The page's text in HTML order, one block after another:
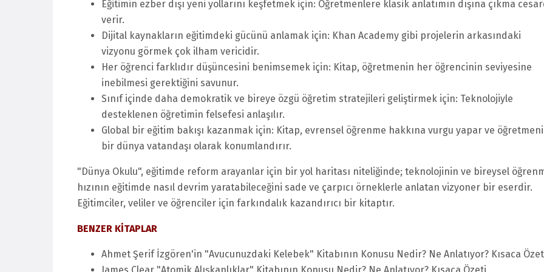
Eğitimin ezber dışı yeni yollarını keşfetmek için: Öğretmenlere klasik anlatımın dışına çıkma
verir.
Dijital kaynakların eğitimdeki gücünü anlamak için: Khan Academy gibi projelerin arkasındaki
vizyonu görmek çok ilham vericidir.
Her öğrenci farklıdır düşüncesini benimsemek için: Kitap, öğretmenin her öğrencinin seviyesine
inebilmesi gerektiğini savunur.
Sınıf içinde daha demokratik ve bireye özgü öğretim stratejileri geliştirmek için: Teknolojiyle
desteklenen öğretimin felsefesi anlaşılır.
Global bir eğitim bakışı kazanmak için: Kitap, evrensel öğrenme hakkına vurgu yapar ve öğretmeni
bir dünya vatandaşı olarak konumlandırır.
"Dünya Okulu", eğitimde reform arayanlar için bir yol haritası niteliğinde; teknolojinin ve bireysel
hızının eğitimde nasıl devrim yaratabileceğini sade ve çarpıcı örneklerle anlatan vizyoner bir eserdir.
Eğitimciler, veliler ve öğrenciler için farkındalık kazandırıcı bir kitaptır.
BENZER KİTAPLAR
Ahmet Şerif İzgören'in "Avucunuzdaki Kelebek" Kitabının Konusu Nedir? Ne Anlatıyor? Kısaca